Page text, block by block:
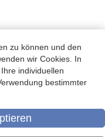
- Rechtliche Hinweise
zu können und den
wir Cookies. In
individuellen
bestimmter